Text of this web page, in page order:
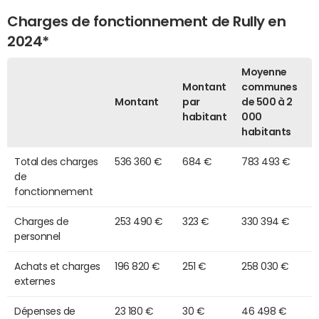
Charges de fonctionnement de Rully en
2024*
Montant
Montant
par
habitant
Moyenne
communes
de 500 à 2
000
habitants
Total des charges
de
fonctionnement
536 360 € 684 € 783 493 €
Charges de
personnel
253 490 € 323 € 330 394 €
Achats et charges
externes
196 820 € 251 € 258 030 €
Dépenses de 23 180 € 30 € 46 498 €